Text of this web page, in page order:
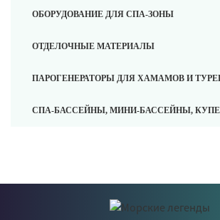
ОБОРУДОВАНИЕ ДЛЯ СПА-ЗОНЫ
ОТДЕЛОЧНЫЕ МАТЕРИАЛЫ
ПАРОГЕНЕРАТОРЫ ДЛЯ ХАМАМОВ И
СПА-БАССЕЙНЫ, МИНИ-БАССЕЙНЫ,